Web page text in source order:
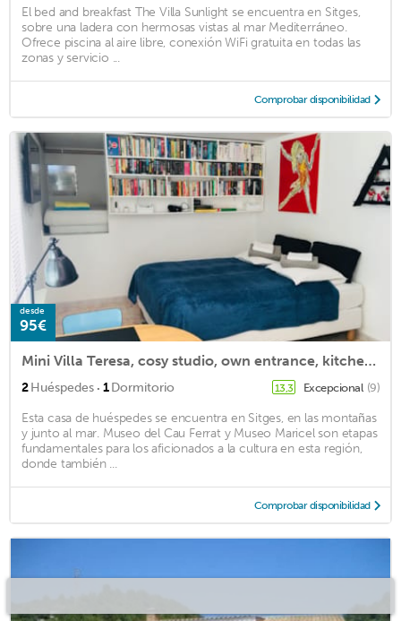
El bed and breakfast The Villa Sunlight se encuentra en Sitges,
sobre una ladera con hermosas vistas al mar Mediterráneo.
Ofrece piscina al aire libre, conexión WiFi gratuita en todas las
zonas y servicio ...
Comprobar disponibilidad
desde
95€
Mini Villa Teresa, cosy studio, own entrance, kitchen & bathroom. FREE PARKING
2Huéspedes · 1Dormitorio 13,3 Excepcional (9)
Esta casa de huéspedes se encuentra en Sitges, en las montañas
y junto al mar. Museo del Cau Ferrat y Museo Maricel son etapas
fundamentales para los aficionados a la cultura en esta región,
donde también ...
Comprobar disponibilidad